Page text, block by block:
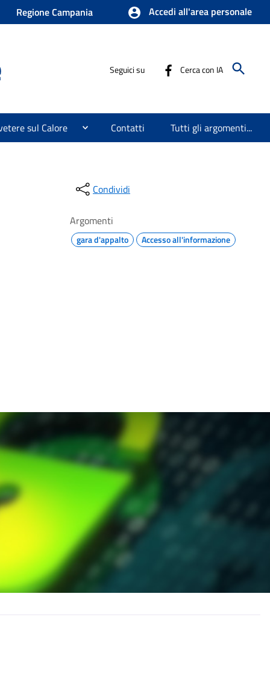
Regione Campania Accedi all'area personale
Seguici su Cerca con IA
sul Calore Contatti Tutti gli argomenti...
Condividi
Argomenti
gara d'appalto Accesso all'informazione